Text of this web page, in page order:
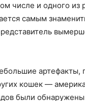
числе и одного из
самым
кошек —
были